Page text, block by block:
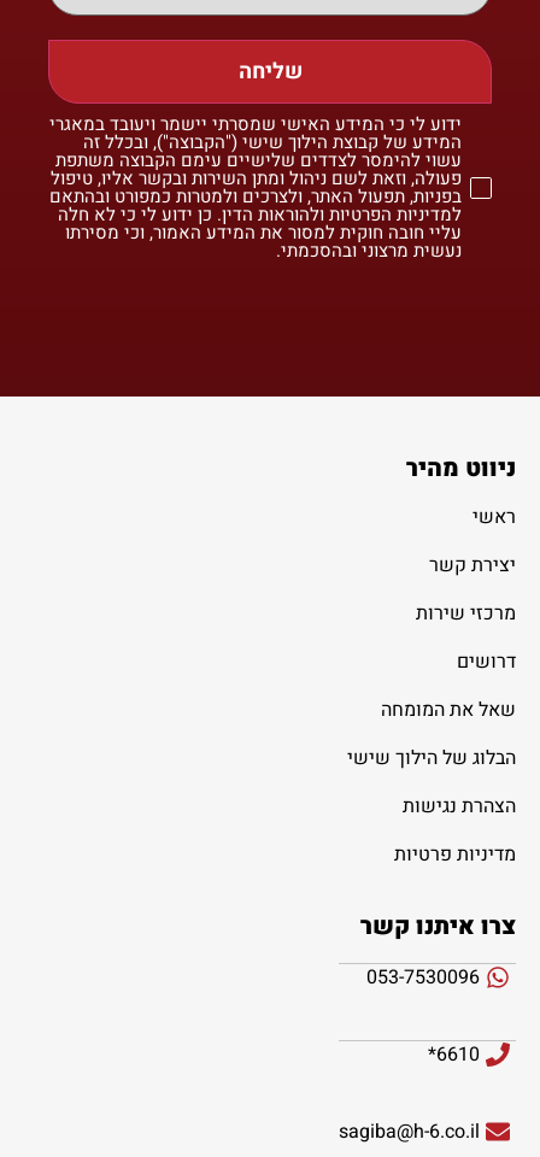
שליחה
ידוע לי כי המידע האישי שמסרתי יישמר ויעובד במאגרי
המידע של קבוצת הילוך שישי ("הקבוצה"), ובכלל זה
עשוי להימסר לצדדים שלישיים עימם הקבוצה משתפת
פעולה, וזאת לשם ניהול ומתן השירות ובקשר אליו, טיפול
בפניות, תפעול האתר, ולצרכים ולמטרות כמפורט ובהתאם
למדיניות הפרטיות ולהוראות הדין. כן ידוע לי כי לא חלה
עליי חובה חוקית למסור את המידע האמור, וכי מסירתו
נעשית מרצוני ובהסכמתי.
ניווט מהיר
ראשי
יצירת קשר
מרכזי שירות
דרושים
שאל את המומחה
הבלוג של הילוך שישי
הצהרת נגישות
מדיניות פרטיות
צרו איתנו קשר
053-7530096
6610*
sagiba@h-6.co.il